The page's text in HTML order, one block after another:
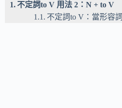
不定詞to V 用法 2：N + to V
不定詞to V：當形容詞